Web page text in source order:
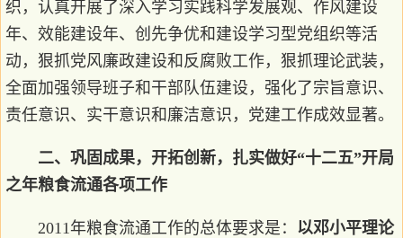
织，认真开展了深入学习实践科学发展观、作风建设
年、效能建设年、创先争优和建设学习型党组织等活
动，狠抓党风廉政建设和反腐败工作，狠抓理论武装，
全面加强领导班子和干部队伍建设，强化了宗旨意识、
责任意识、实干意识和廉洁意识，党建工作成效显著。
二、巩固成果，开拓创新，扎实做好“十二五”开局
之年粮食流通各项工作
2011年粮食流通工作的总体要求是： 以邓小平理论